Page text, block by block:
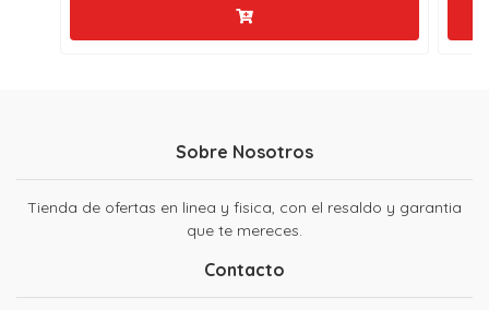
Sobre Nosotros
Tienda de ofertas en linea y fisica, con el resaldo y garantia
que te mereces.
Contacto